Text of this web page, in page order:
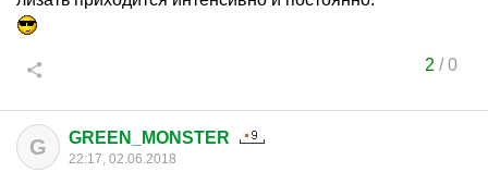
2 /0
G GREEN_MONSTER
22:17, 02.06.2018